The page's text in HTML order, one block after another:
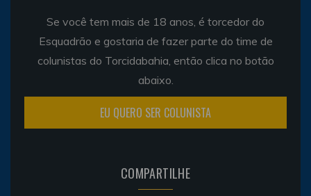
Se você tem mais de 18 anos, é torcedor do
Esquadrão e gostaria de fazer parte do time de
colunistas do Torcidabahia, então clica no botão
abaixo.
EU QUERO SER COLUNISTA
COMPARTILHE